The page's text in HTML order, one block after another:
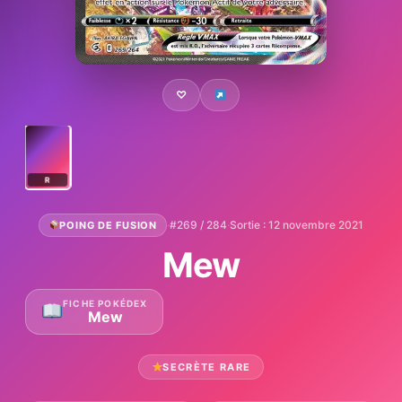
♡
R
POING DE FUSION ·#269 / 284·Sortie : 12 novembre 2021
Mew
FICHE POKÉDEX
Mew
SECRÈTE RARE